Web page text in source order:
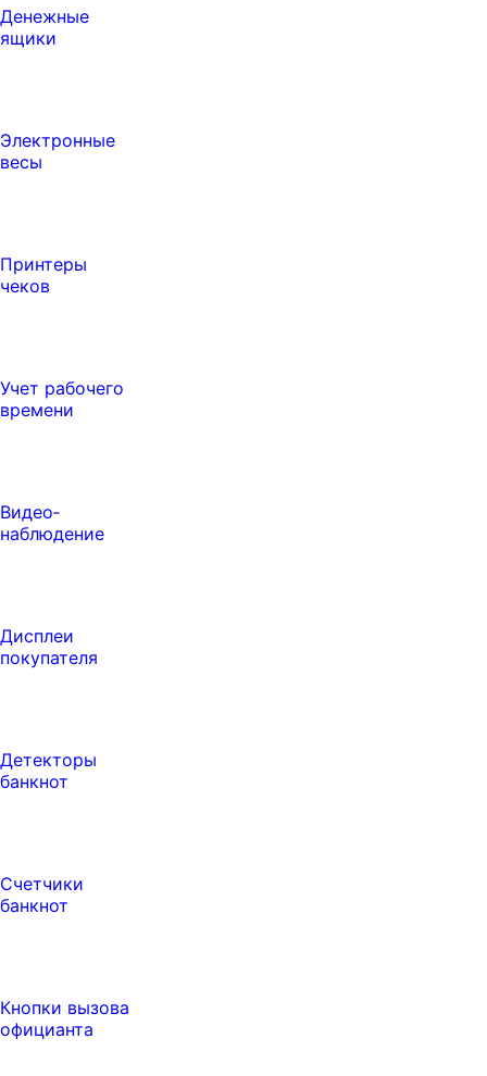
Денежные
ящики
Электронные
весы
Принтеры
чеков
Учет рабочего
времени
Видео‑
наблюдение
Дисплеи
покупателя
Детекторы
банкнот
Счетчики
банкнот
Кнопки вызова
официанта